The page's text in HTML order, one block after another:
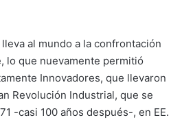
al mundo a la confrontación
lo que nuevamente permitió
Innovadores, que llevaron
Revolución Industrial, que se
-casi 100 años después-, en EE.